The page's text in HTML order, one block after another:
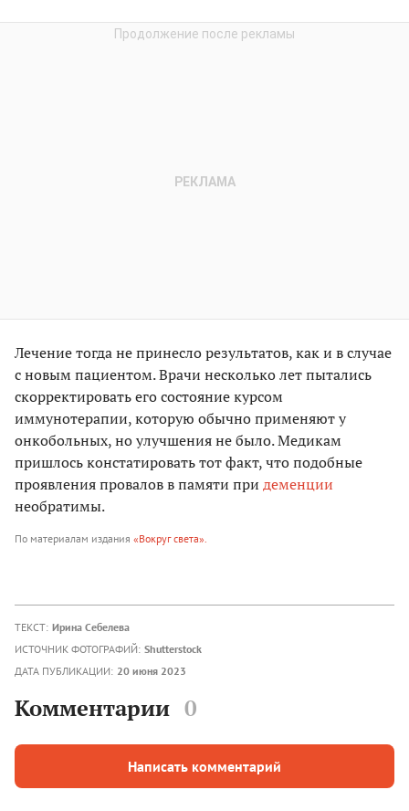
Лечение тогда не принесло результатов, как и в случае
с новым пациентом. Врачи несколько лет пытались
скорректировать его состояние курсом
иммунотерапии, которую обычно применяют у
онкобольных, но улучшения не было. Медикам
пришлось констатировать тот факт, что подобные
проявления провалов в памяти при деменции
необратимы.
По материалам издания «Вокруг света».
ТЕКСТ: Ирина Себелева
ИСТОЧНИК ФОТОГРАФИЙ: Shutterstock
ДАТА ПУБЛИКАЦИИ: 20 июня 2023
Комментарии 0
Написать комментарий